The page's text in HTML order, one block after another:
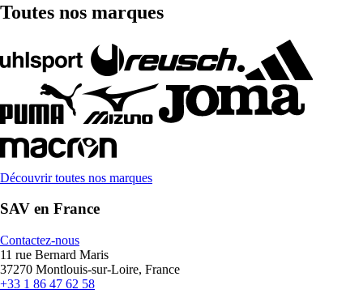
Toutes nos marques
Découvrir toutes nos marques
SAV en France
Contactez-nous
11 rue Bernard Maris
37270 Montlouis-sur-Loire, France
+33 1 86 47 62 58